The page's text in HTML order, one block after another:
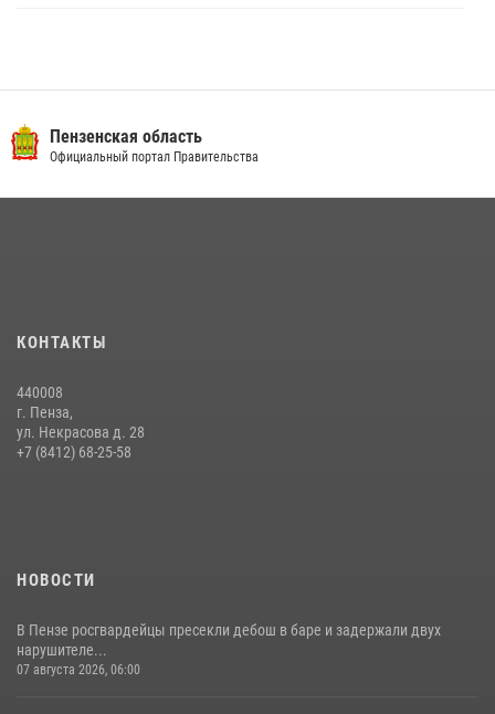
Военнослужащие Росгвардии в Заречном приняли участие в
просветительской лекции Общества «Знание»
сборов «Гвардеец» с вооружением и техникой Росгвардии
Начальник Управления Росгвардии по Пензенской области Павел
Пучков посетил 55-й Всероссийский Лермонтовский праздник
Пензенская область
Официальный портал Правительства
КОНТАКТЫ
440008
г. Пенза,
ул. Некрасова д. 28
+7 (8412) 68-25-58
НОВОСТИ
В Пензе росгвардейцы пресекли дебош в баре и задержали двух
нарушителе...
07 августа 2026, 06:00